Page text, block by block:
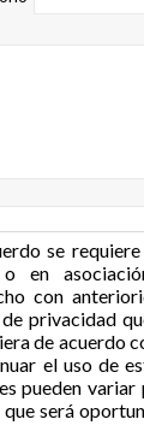
se
en
con
privacidad
de acuerdo
el uso de
pueden variar
será